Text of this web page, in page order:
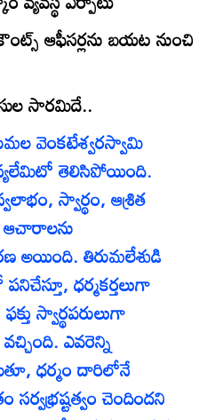
ఆఫీసర్లను బయట నుంచి
సారమిదే..
వెంకటేశ్వరస్వామి
తెలిసిపోయింది.
స్వార్థం, ఆశ్రిత
అయింది. తిరుమలేశుడి
ధర్మకర్తలుగా
స్వార్థపరులుగా
ఎవరెన్ని
ధర్మం దారిలోనే
చెందిందని